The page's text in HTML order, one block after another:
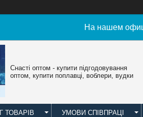
На нашем
Снасті оптом - купити підгодовування
оптом, купити поплавці, воблери, вудки
ТОВАРІВ УМОВИ СПІВПРАЦІ